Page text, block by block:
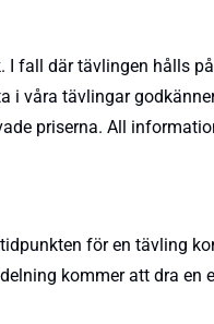
I fall där tävlingen hålls
i våra tävlingar
priserna. All
för en tävling
kommer att dra en